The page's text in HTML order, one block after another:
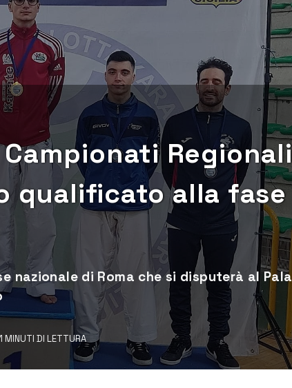
Regionali
qualificato alla fase
di Roma che si disputerà al Pala
1 MINUTI DI LETTURA